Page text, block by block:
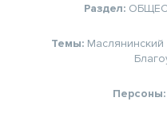
Раздел:
Темы: Маслянинский
Персоны: